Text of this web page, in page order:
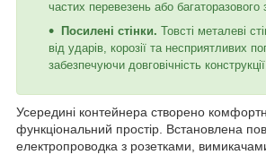
частих перевезень або багаторазового
Посилені стінки. Товсті металеві
від ударів, корозії та несприятливих
забезпечуючи довговічність
Усередині контейнера створено
функціональний простір. Встановлена
електропроводка з розетками,